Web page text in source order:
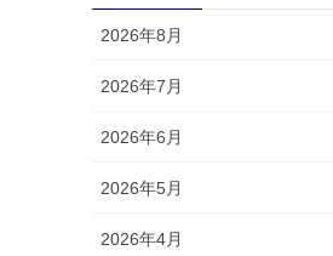
2026年8月
2026年7月
2026年6月
2026年5月
2026年4月